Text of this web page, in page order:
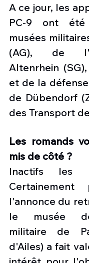
A ce jour, les
PC-9 ont
musées
(AG), de
Altenrhein
et de la
de Dübendorf
des Transport
Les romands
mis de côté ?
Inactifs les
l'annonce du
le musée
militaire de
d'Ailes) a fait